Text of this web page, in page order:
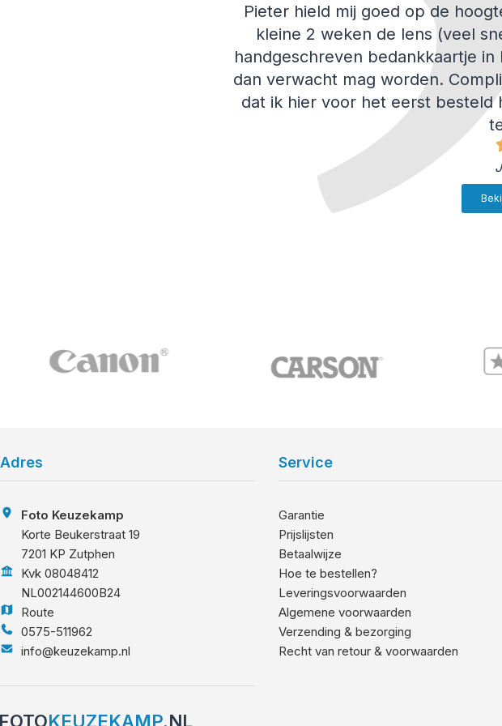
Pieter hield mij goed op de
kleine 2 weken de lens (veel
handgeschreven bedankkaartje
dan verwacht mag worden.
dat ik hier voor het eerst besteld
Adres
Foto Keuzekamp
Korte Beukerstraat 19
7201 KP Zutphen
Kvk 08048412
NL002144600B24
Route
0575-511962
info@keuzekamp.nl
KEUZEKAMP.NL
Service
Garantie
Prijslijsten
Betaalwijze
Hoe te bestellen?
Leveringsvoorwaarden
Algemene voorwaarden
Verzending & bezorging
Recht van retour & voorwaarden